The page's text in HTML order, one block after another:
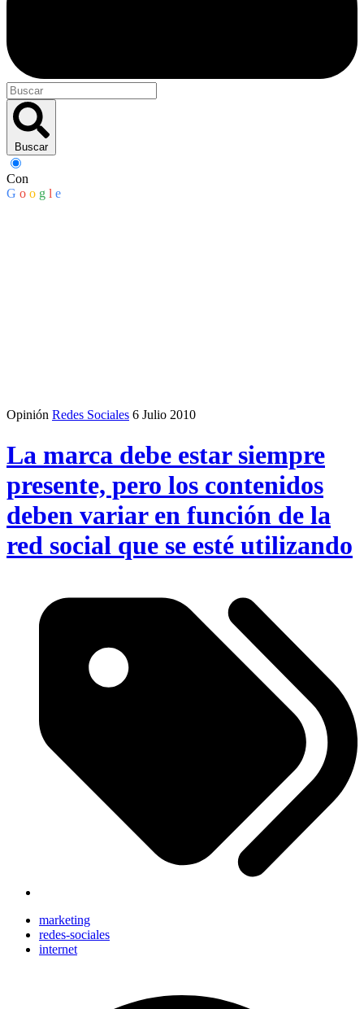
Buscar
Con
G o o g l e
Opinión Redes Sociales 6 Julio 2010
La marca debe estar siempre
presente, pero los contenidos
deben variar en función de la
red social que se esté utilizando
marketing
redes-sociales
internet